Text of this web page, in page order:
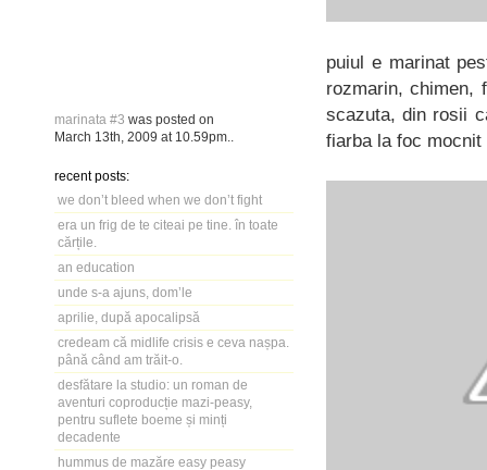
marinata #3 was posted on
March 13th, 2009 at 10.59pm
recent posts:
we don’t bleed when we don’t fight
era un frig de te citeai pe tine. în toate
cărțile.
an education
unde s-a ajuns, dom’le
aprilie, după apocalipsă
credeam că midlife crisis e ceva nașpa.
până când am trăit-o.
desfătare la studio: un roman de
aventuri coproducție mazi-peasy,
pentru suflete boeme și minți
decadente
hummus de mazăre easy peasy
puiul e marinat
rozmarin, chimen,
scazuta, din rosii
fiarba la foc